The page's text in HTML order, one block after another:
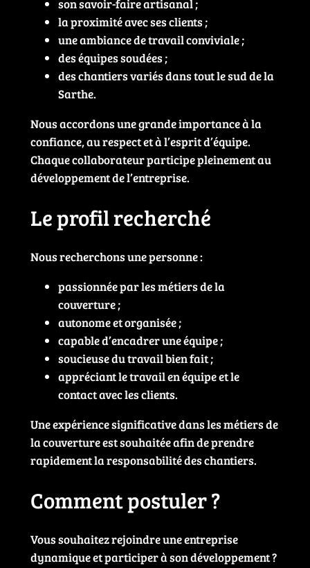
son savoir-faire artisanal ;
la proximité avec ses clients ;
une ambiance de travail conviviale ;
des équipes soudées ;
des chantiers variés dans tout le sud de la
Sarthe.
Nous accordons une grande importance à la
confiance, au respect et à l’esprit d’équipe.
Chaque collaborateur participe pleinement au
développement de l’entreprise.
Le profil recherché
Nous recherchons une personne :
passionnée par les métiers de la
couverture ;
autonome et organisée ;
capable d’encadrer une équipe ;
soucieuse du travail bien fait ;
appréciant le travail en équipe et le
contact avec les clients.
Une expérience significative dans les métiers de
la couverture est souhaitée afin de prendre
rapidement la responsabilité des chantiers.
Comment postuler ?
Vous souhaitez rejoindre une entreprise
dynamique et participer à son développement ?